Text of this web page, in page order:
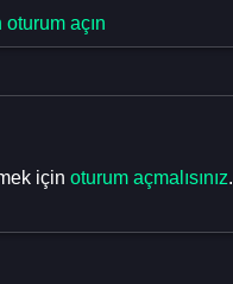
açın
için oturum açmalısınız.